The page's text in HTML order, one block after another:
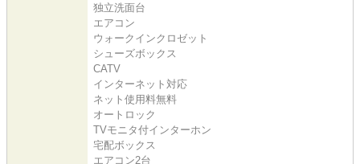
独立洗面台
エアコン
ウォークインクロゼット
シューズボックス
CATV
インターネット対応
ネット使用料無料
オートロック
TVモニタ付インターホン
宅配ボックス
エアコン2台